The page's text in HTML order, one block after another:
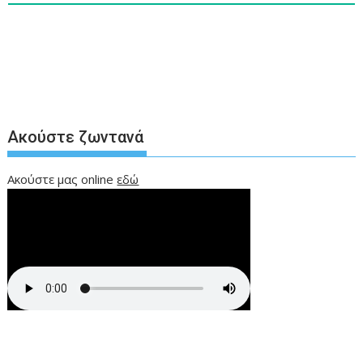
Ακούστε ζωντανά
Ακούστε μας onlineεδώ